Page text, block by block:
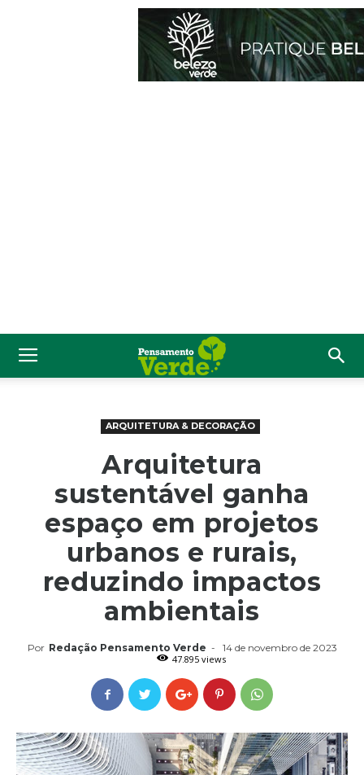
ARQUITETURA & DECORAÇÃO
Arquitetura
sustentável ganha
espaço em projetos
urbanos e rurais,
reduzindo impactos
ambientais
Por Redação Pensamento Verde -
14 de novembro de 2023
47.895 views